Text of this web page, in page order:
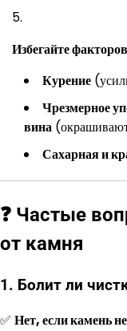
Избегайте
Курение
Чрезмерное
вина
Сахарная и
❓ Частые
от камня
1. Болит ли
✅ Нет, если камень